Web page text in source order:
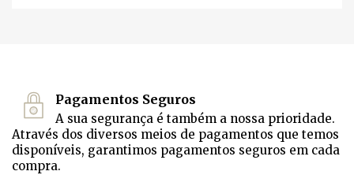
Pagamentos Seguros
A sua segurança é também a nossa prioridade.
Através dos diversos meios de pagamentos que temos
disponíveis, garantimos pagamentos seguros em cada
compra.